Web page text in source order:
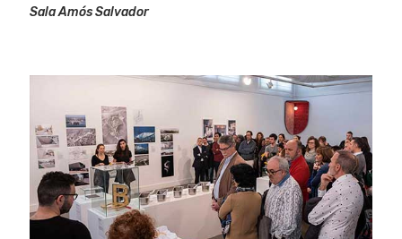
Sala Amós Salvador